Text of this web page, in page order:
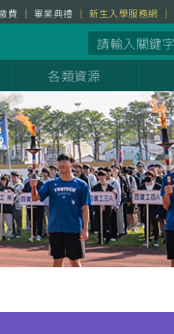
費 畢業典禮 新生入學服務網
各類資源